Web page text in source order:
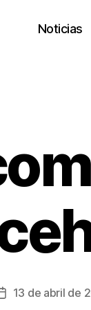
Noticias
Fecha13 de abril de